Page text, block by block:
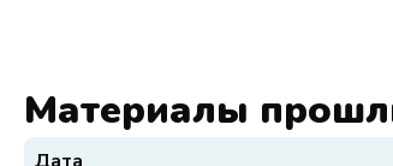
Материалы